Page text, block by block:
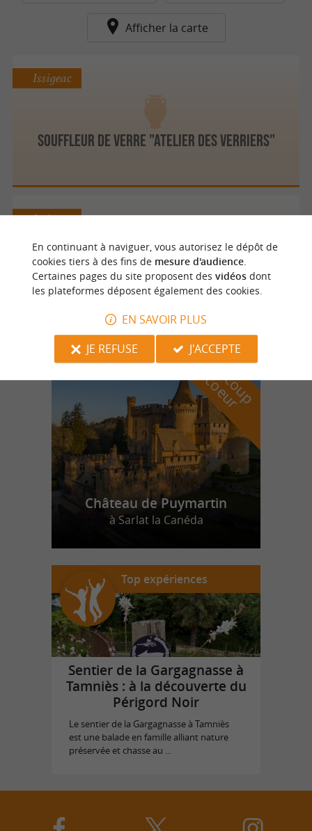
Afficher la carte
Souffleur de Verre "Atelier des Verriers"
Issigeac
Marc Bertin (Marcotte)
Issigeac
n
o
t
r
e
c
o
u
p
d
e
c
o
e
u
r
Château de Puymartin
à Sarlat la Canéda
Top expériences
Sentier de la Gargagnasse à
Tamniès : à la découverte du
Périgord Noir
Le sentier de la Gargagnasse à Tamniès
est une balade en famille alliant nature
préservée et chasse au ...
En continuant à naviguer, vous autorisez le dépôt de
cookies tiers à des fins de mesure d'audience.
Certaines pages du site proposent des vidéosdont
les plateformes déposent également des cookies.
EN SAVOIR PLUS
JE REFUSE
J'ACCEPTE